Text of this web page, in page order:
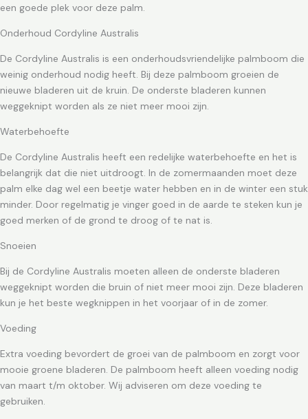
een goede plek voor deze palm.
Onderhoud Cordyline Australis
De Cordyline Australis is een onderhoudsvriendelijke palmboom die
weinig onderhoud nodig heeft. Bij deze palmboom groeien de
nieuwe bladeren uit de kruin. De onderste bladeren kunnen
weggeknipt worden als ze niet meer mooi zijn.
Waterbehoefte
De Cordyline Australis heeft een redelijke waterbehoefte en het is
belangrijk dat die niet uitdroogt. In de zomermaanden moet deze
palm elke dag wel een beetje water hebben en in de winter een stuk
minder. Door regelmatig je vinger goed in de aarde te steken kun je
goed merken of de grond te droog of te nat is.
Snoeien
Bij de Cordyline Australis moeten alleen de onderste bladeren
weggeknipt worden die bruin of niet meer mooi zijn. Deze bladeren
kun je het beste wegknippen in het voorjaar of in de zomer.
Voeding
Extra voeding bevordert de groei van de palmboom en zorgt voor
mooie groene bladeren. De palmboom heeft alleen voeding nodig
van maart t/m oktober. Wij adviseren om deze voeding te
gebruiken.